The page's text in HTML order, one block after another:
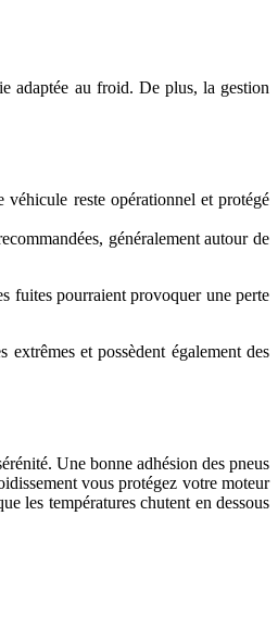
adaptée au froid. De plus, la gestion
véhicule reste opérationnel et protégé
généralement autour de
fuites pourraient provoquer une perte
et possèdent également des
Une bonne adhésion des pneus
vous protégez votre moteur
les températures chutent en dessous